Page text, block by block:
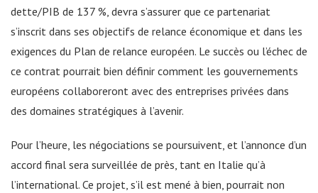
dette/PIB de 137 %, devra s’assurer que ce partenariat
s’inscrit dans ses objectifs de relance économique et dans les
exigences du Plan de relance européen. Le succès ou l’échec de
ce contrat pourrait bien définir comment les gouvernements
européens collaboreront avec des entreprises privées dans
des domaines stratégiques à l’avenir.
Pour l’heure, les négociations se poursuivent, et l’annonce d’un
accord final sera surveillée de près, tant en Italie qu’à
l’international. Ce projet, s’il est mené à bien, pourrait non